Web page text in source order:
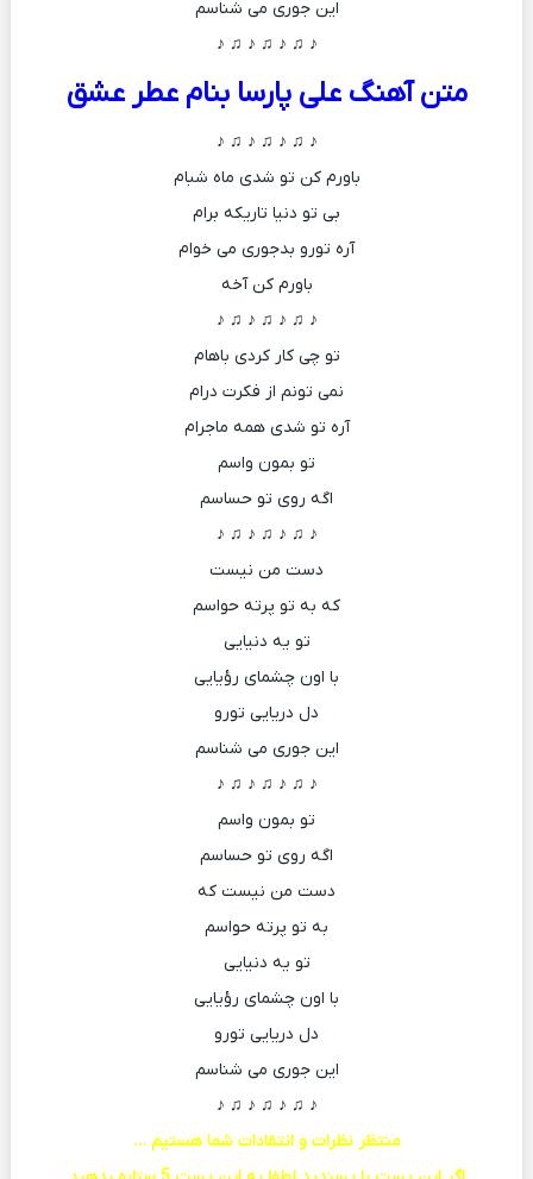
این جوری می شناسم
♪ ♫ ♪ ♫ ♪ ♫ ♪
متن آهنگ علی پارسا بنام عطر عشق
♪ ♫ ♪ ♫ ♪ ♫ ♪
باورم کن تو شدی ماه شبام
بی تو دنیا تاریکه برام
آره تورو بدجوری می خوام
باورم کن آخه
♪ ♫ ♪ ♫ ♪ ♫ ♪
تو چی کار کردی باهام
نمی تونم از فکرت درام
آره تو شدی همه ماجرام
تو بمون واسم
اگه روی تو حساسم
♪ ♫ ♪ ♫ ♪ ♫ ♪
دست من نیست
که به تو پرته حواسم
تو یه دنیایی
با اون چشمای رؤیایی
دل دریایی تورو
این جوری می شناسم
♪ ♫ ♪ ♫ ♪ ♫ ♪
تو بمون واسم
اگه روی تو حساسم
دست من نیست که
به تو پرته حواسم
تو یه دنیایی
با اون چشمای رؤیایی
دل دریایی تورو
این جوری می شناسم
♪ ♫ ♪ ♫ ♪ ♫ ♪
منتظر نظرات و انتقادات شما هستیم …